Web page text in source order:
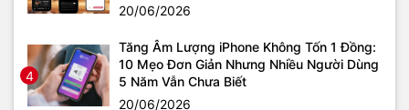
20/06/2026
4
Tăng Âm Lượng iPhone Không Tốn 1 Đồng:
10 Mẹo Đơn Giản Nhưng Nhiều Người Dùng
5 Năm Vẫn Chưa Biết
20/06/2026